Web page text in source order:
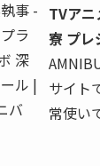
TVア
寮 プレ
サイト
常使い